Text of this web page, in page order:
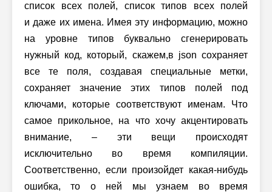
список всех полей, список типов всех полей
и даже их имена. Имея эту информацию, можно
на уровне типов буквально сгенерировать
нужный код, который, скажем,в json сохраняет
все те поля, создавая специальные метки,
сохраняет значение этих типов полей под
ключами, которые соответствуют именам. Что
самое прикольное, на что хочу акцентировать
внимание, – эти вещи происходят
исключительно во время компиляции.
Соответственно, если произойдет какая-нибудь
ошибка, то о ней мы узнаем во время